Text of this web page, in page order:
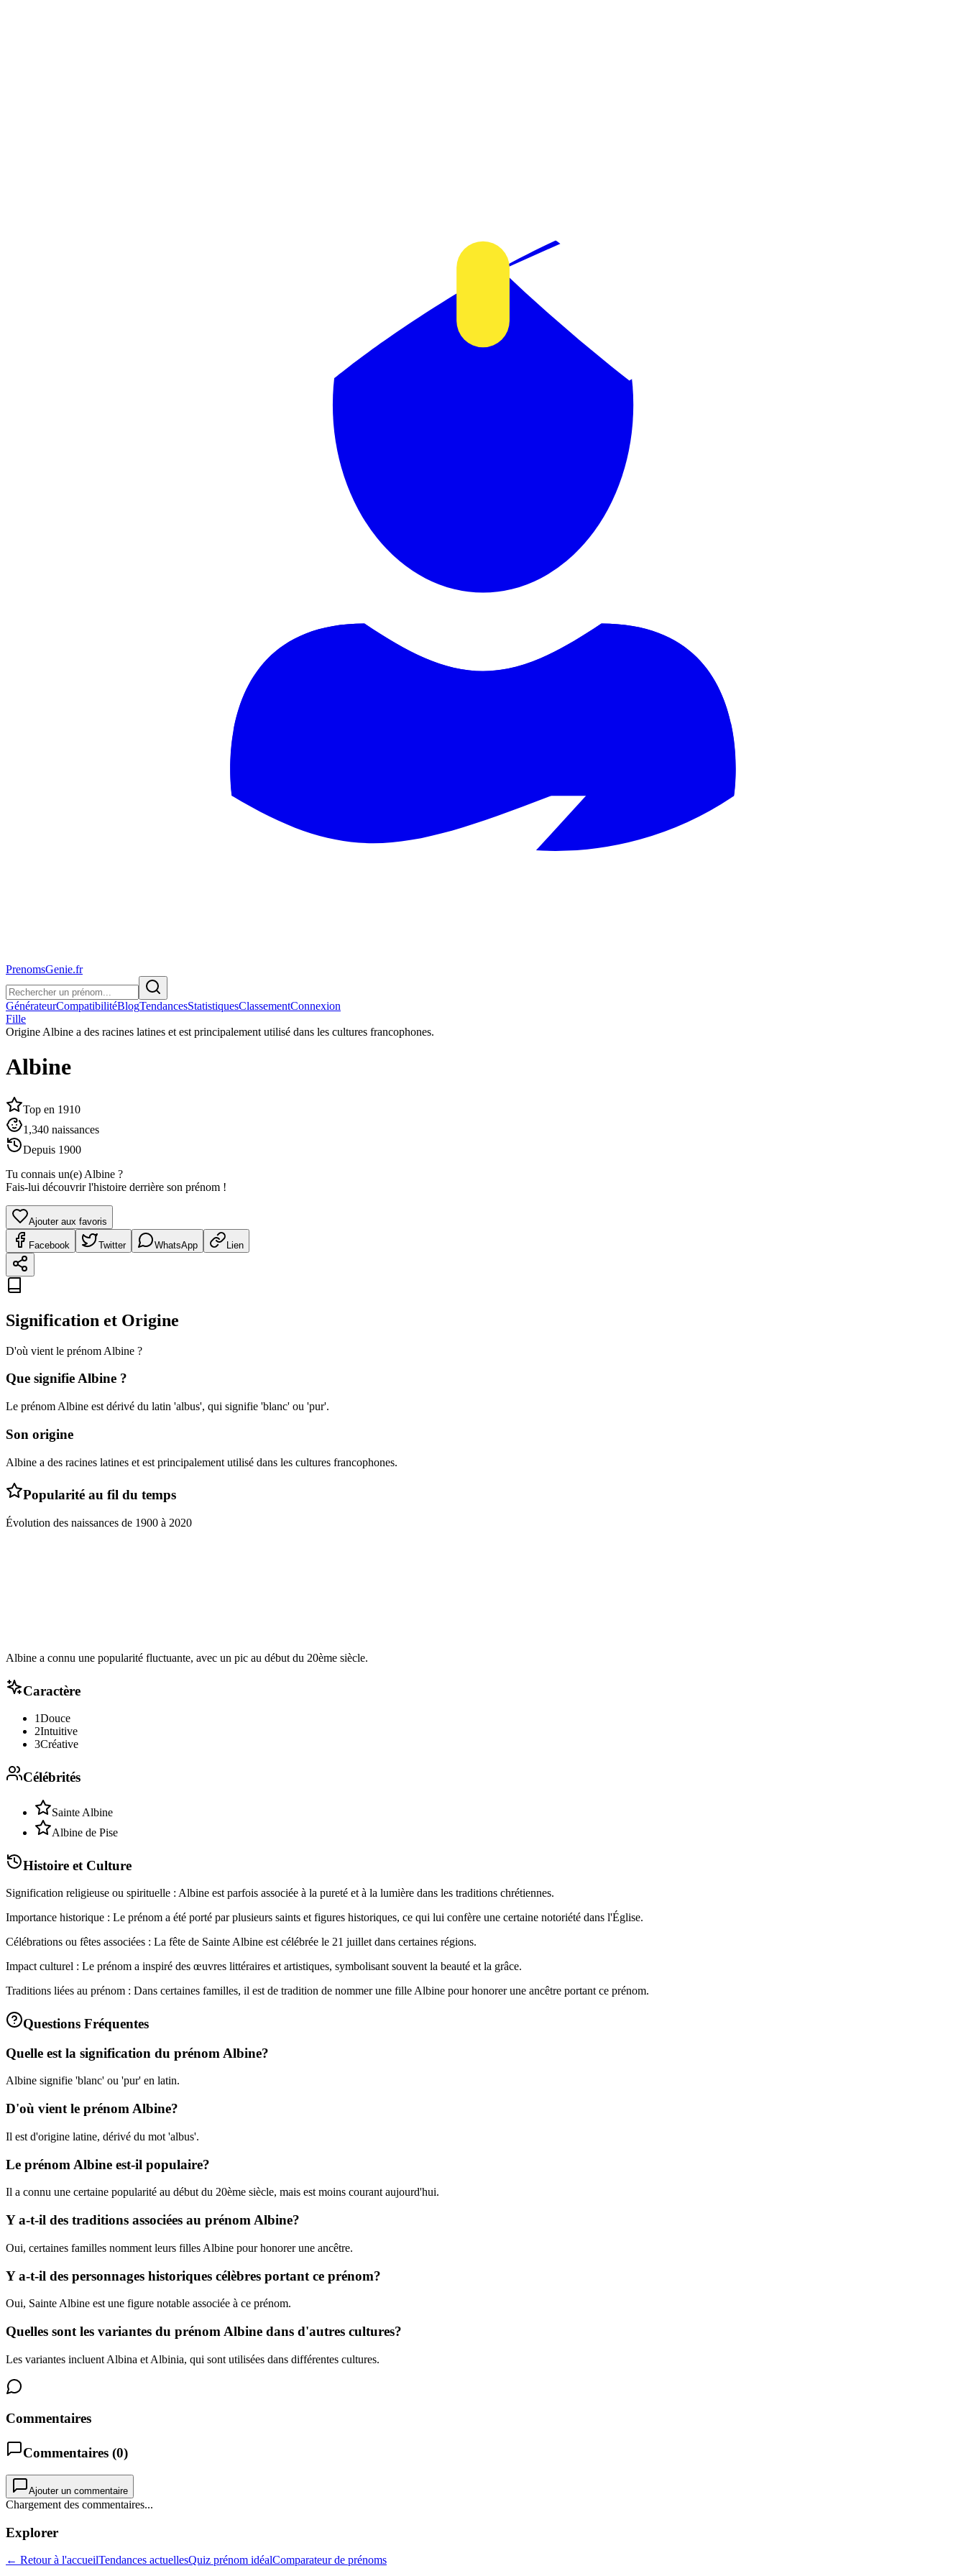
PrenomsGenie.fr
GénérateurCompatibilitéBlogTendancesStatistiquesClassementConnexion
Fille
Origine Albine a des racines latines et est principalement utilisé dans les cultures francophones.
Albine
Top en 1910
1,340 naissances
Depuis 1900
Tu connais un(e) Albine ?
Fais-lui découvrir l'histoire derrière son prénom !
Ajouter aux favoris
Facebook Twitter WhatsApp Lien
Signification et Origine
D'où vient le prénom Albine ?
Que signifieAlbine ?
Le prénom Albine est dérivé du latin 'albus', qui signifie 'blanc' ou 'pur'.
Son origine
Albine a des racines latines et est principalement utilisé dans les cultures francophones.
Popularité au fil du temps
Évolution des naissances de 1900 à 2020
Albine a connu une popularité fluctuante, avec un pic au début du 20ème siècle.
Caractère
1Douce
2Intuitive
3Créative
Célébrités
Sainte Albine
Albine de Pise
Histoire et Culture
Signification religieuse ou spirituelle : Albine est parfois associée à la pureté et à la lumière dans les traditions chrétiennes.
Importance historique : Le prénom a été porté par plusieurs saints et figures historiques, ce qui lui confère une certaine notoriété dans l'Église.
Célébrations ou fêtes associées : La fête de Sainte Albine est célébrée le 21 juillet dans certaines régions.
Impact culturel : Le prénom a inspiré des œuvres littéraires et artistiques, symbolisant souvent la beauté et la grâce.
Traditions liées au prénom : Dans certaines familles, il est de tradition de nommer une fille Albine pour honorer une ancêtre portant ce prénom.
Questions Fréquentes
Quelle est la signification du prénom Albine?
Albine signifie 'blanc' ou 'pur' en latin.
D'où vient le prénom Albine?
Il est d'origine latine, dérivé du mot 'albus'.
Le prénom Albine est-il populaire?
Il a connu une certaine popularité au début du 20ème siècle, mais est moins courant aujourd'hui.
Y a-t-il des traditions associées au prénom Albine?
Oui, certaines familles nomment leurs filles Albine pour honorer une ancêtre.
Y a-t-il des personnages historiques célèbres portant ce prénom?
Oui, Sainte Albine est une figure notable associée à ce prénom.
Quelles sont les variantes du prénom Albine dans d'autres cultures?
Les variantes incluent Albina et Albinia, qui sont utilisées dans différentes cultures.
Commentaires
Commentaires (0)
Ajouter un commentaire
Chargement des commentaires...
Explorer
← Retour à l'accueilTendances actuellesQuiz prénom idéalComparateur de prénoms